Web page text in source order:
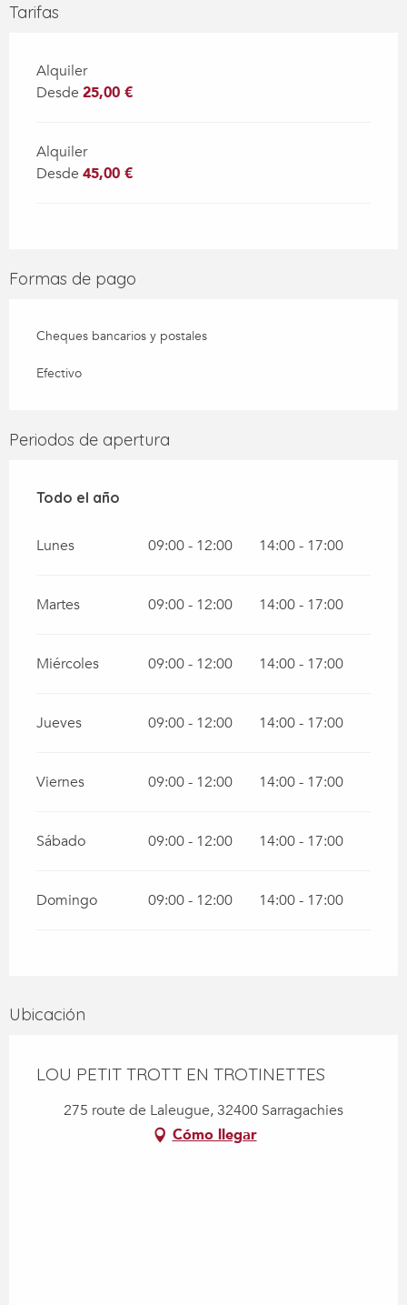
Tarifas
Alquiler
Desde 25,00 €
Alquiler
Desde 45,00 €
Formas de pago
Cheques bancarios y postales
Efectivo
Periodos de apertura
Todo el año
Todo el año
Lunes 09:00 - 12:00 14:00 - 17:00
Martes 09:00 - 12:00 14:00 - 17:00
Miércoles 09:00 - 12:00 14:00 - 17:00
Jueves 09:00 - 12:00 14:00 - 17:00
Viernes 09:00 - 12:00 14:00 - 17:00
Sábado 09:00 - 12:00 14:00 - 17:00
Domingo 09:00 - 12:00 14:00 - 17:00
Ubicación
LOU PETIT TROTT EN TROTINETTES
275 route de Laleugue, 32400 Sarragachies
Cómo llegar